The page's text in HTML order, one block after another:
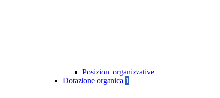
Posizioni organizzative
Dotazione organica 1